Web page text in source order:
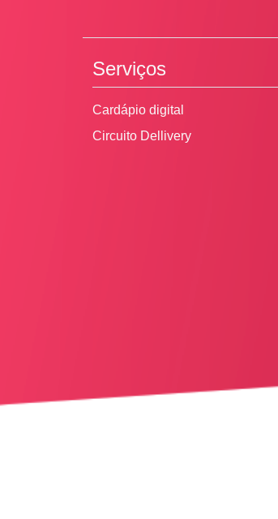
Serviços
Cardápio digital
Circuito Dellivery